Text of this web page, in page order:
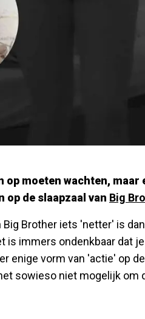
op moeten wachten,
op de slaapzaal van Big
Brother iets 'netter' is
is immers ondenkbaar dat
enige vorm van 'actie' op
sowieso niet mogelijk om